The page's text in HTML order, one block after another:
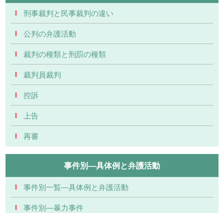
刑事裁判と民事裁判の違い
公判の弁護活動
裁判の種類と刑罰の種類
裁判員裁判
控訴
上告
再審
事件別―具体例と弁護活動
事件別一覧―具体例と弁護活動
事件別―暴力事件